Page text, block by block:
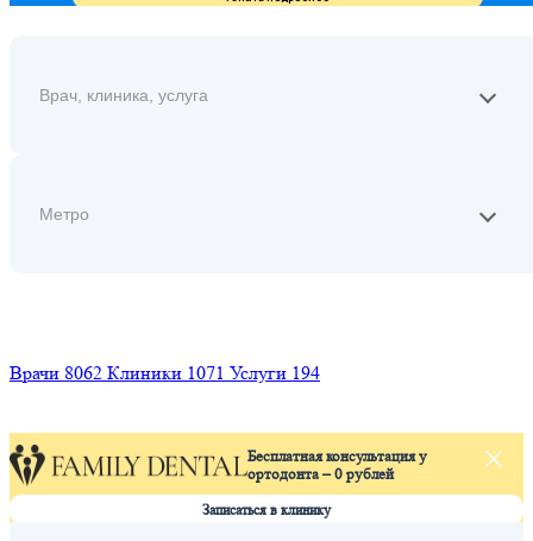
Врачи 8062 Клиники 1071 Услуги 194
Бесплатная консультация у
ортодонта – 0 рублей
Записаться в клинику